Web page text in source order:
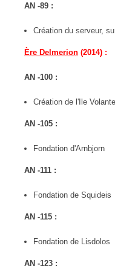
AN -89 :
Création du serveur,
Ère Delmerion (2014) :
AN -100 :
Création de l'Ile Volante
AN -105 :
Fondation d'Arnbjorn
AN -111 :
Fondation de Squideis
AN -115 :
Fondation de Lisdolos
AN -123 :